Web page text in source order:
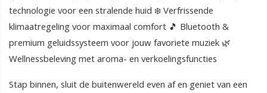
technologie voor een stralende huid ❄️ Verfrissende
klimaatregeling voor maximaal comfort 🎵 Bluetooth &
premium geluidssysteem voor jouw favoriete muziek 🌿
Wellnessbeleving met aroma- en verkoelingsfuncties
Stap binnen, sluit de buitenwereld even af en geniet van een